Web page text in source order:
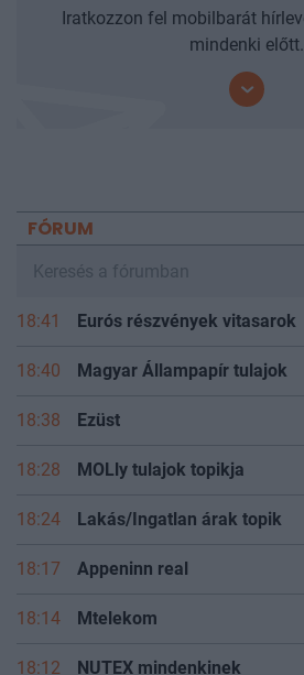
Iratkozzon fel mobilbarát
mindenki előtt.
FÓRUM
18:41 Eurós részvények vitasarok
18:40 Magyar Állampapír tulajok
18:38 Ezüst
18:28 MOLly tulajok topikja
18:24 Lakás/Ingatlan árak topik
18:17 Appeninn real
18:14 Mtelekom
18:12 NUTEX mindenkinek